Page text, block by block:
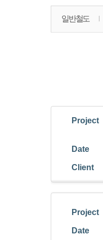
일반철도
Project
Date
Client
Project
Date